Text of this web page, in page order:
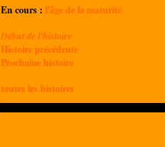
En cours : l'âge de la maturité
Début de l'histoire
Histoire précédente
Prochaine histoire
toutes les histoires